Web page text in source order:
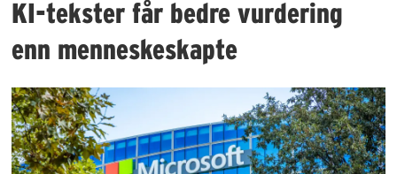
KI-tekster får bedre vurdering
enn menneskeskapte